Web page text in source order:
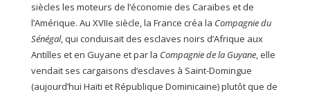
siècles les moteurs de l’économie des Caraïbes et de
l’Amérique. Au XVIIe siècle, la France créa la Compagnie du
Sénégal, qui conduisait des esclaves noirs d’Afrique aux
Antilles et en Guyane et par la Compagnie de la Guyane, elle
vendait ses cargaisons d‘esclaves à Saint-Domingue
(aujourd’hui Haïti et République Dominicaine) plutôt que de